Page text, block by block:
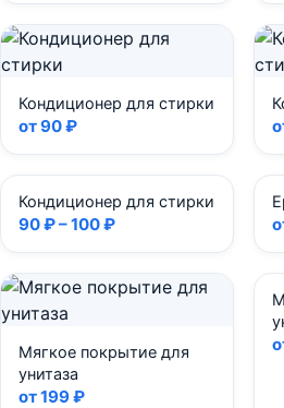
Кондиционер для стирки
от 90 ₽
Кондиционер для стирки
90 ₽ – 100 ₽
Мягкое покрытие для
унитаза
от 199 ₽